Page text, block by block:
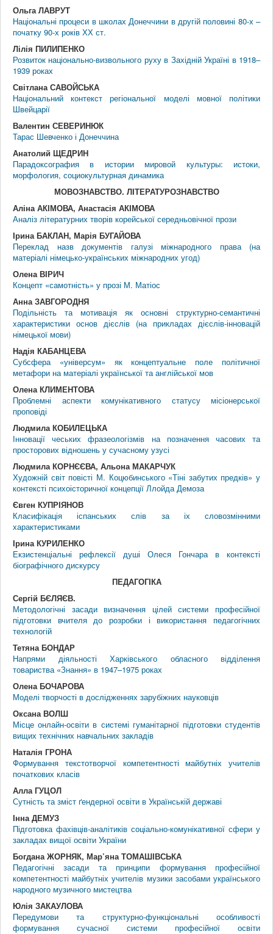
Ольга ЛАВРУТ
Національні процеси в школах Донеччини в другій половині 80-х –
початку 90-х років ХХ ст.
Лілія ПИЛИПЕНКО
Розвиток національно-визвольного руху в Західній Україні в 1918–
1939 роках
Світлана САВОЙСЬКА
Національний контекст регіональної моделі мовної політики
Швейцарії
Валентин СЕВЕРИНЮК
Тарас Шевченко і Донеччина
Анатолий ЩЕДРИН
Парадоксография в истории мировой культуры: истоки,
морфология, социокультурная динамика
МОВОЗНАВСТВО. ЛIТЕРАТУРОЗНАВСТВО
Аліна АКІМОВА, Анастасія АКІМОВА
Аналіз літературних творів корейської середньовічної прози
Ірина БАКЛАН, Марія БУГАЙОВА
Переклад назв документів галузі міжнародного права (на
матеріалі німецько-українських міжнародних угод)
Олена ВІРИЧ
Концепт «самотність» у прозі М. Матіос
Анна ЗАВГОРОДНЯ
Подільність та мотивація як основні структурно-семантичні
характеристики основ дієслів (на прикладах дієслів-інновацій
німецької мови)
Надія КАБАНЦЕВА
Субсфера «універсум» як концептуальне поле політичної
метафори на матеріалі української та англійської мов
Олена КЛИМЕНТОВА
Проблемні аспекти комунікативного статусу місіонерської
проповіді
Людмила КОБИЛЕЦЬКА
Інновації чеських фразеологізмів на позначення часових та
просторових відношень у сучасному узусі
Людмила КОРНЄЄВА, Альона МАКАРЧУК
Художній світ повісті М. Коцюбинського «Тіні забутих предків» у
контексті психоісторичної концепції Ллойда Демоза
Євген КУПРІЯНОВ
Класифікація іспанських слів за іх словозмінними
характеристиками
Ірина КУРИЛЕНКО
Екзистенціальні рефлексії душі Олеся Гончара в контексті
біографічного дискурсу
ПЕДАГОГIКА
Сергій БЄЛЯЄВ.
Методологічні засади визначення цілей системи професійної
підготовки вчителя до розробки і використання педагогічних
технологій
Тетяна БОНДАР
Напрями діяльності Харківського обласного відділення
товариства «Знання» в 1947–1975 роках
Олена БОЧАРОВА
Моделі творчості в дослідженнях зарубіжних науковців
Оксана ВОЛШ
Місце онлайн-освіти в системі гуманітарної підготовки студентів
вищих технічних навчальних закладів
Наталія ГРОНА
Формування текстотворчої компетентності майбутніх учителів
початкових класів
Алла ГУЦОЛ
Сутність та зміст ґендерної освіти в Українській державі
Інна ДЕМУЗ
Підготовка фахівців-аналітиків соціально-комунікативної сфери у
закладах вищої освіти України
Богдана ЖОРНЯК, Мар’яна ТОМАШІВСЬКА
Педагогічні засади та принципи формування професійної
компетентності майбутніх учителів музики засобами українського
народного музичного мистецтва
Юлія ЗАКАУЛОВА
Передумови та структурно-функціональні особливості
формування сучасної системи професійної освіти